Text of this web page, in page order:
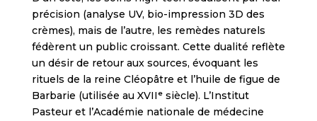
précision (analyse UV, bio-impression 3D des
crèmes), mais de l’autre, les remèdes naturels
fédèrent un public croissant. Cette dualité reflète
un désir de retour aux sources, évoquant les
rituels de la reine Cléopâtre et l’huile de figue de
Barbarie (utilisée au XVIIᵉ siècle). L’Institut
Pasteur et l’Académie nationale de médecine